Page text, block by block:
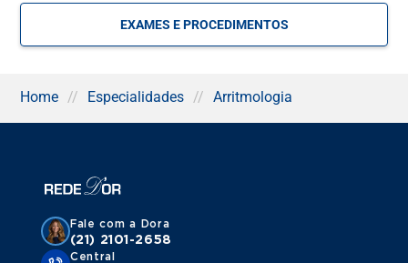
arritmologista também gerencia a manutenção e o
monitoramento de dispositivos implantados, como
O que a Arritmologia trata?
Arritmologia
ritmo cardíaco, que podem ser classificados em arritmias
condução. Entre as condições tratadas pela arritmologia,
estão:
EXAMES E PROCEDIMENTOS
Home // Especialidades // Arritmologia
Fale com a Dora
(21) 2101-2658
Central